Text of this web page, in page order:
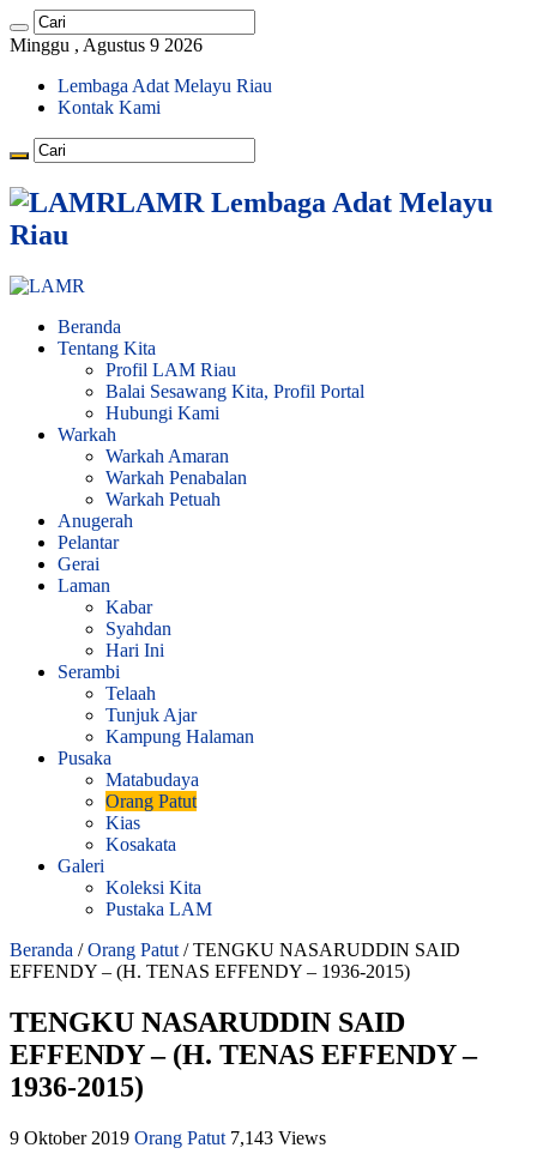
Minggu , Agustus 9 2026
Lembaga Adat Melayu Riau
Kontak Kami
LAMR Lembaga Adat Melayu
Riau
Beranda
Tentang Kita
Profil LAM Riau
Balai Sesawang Kita, Profil Portal
Hubungi Kami
Warkah
Warkah Amaran
Warkah Penabalan
Warkah Petuah
Anugerah
Pelantar
Gerai
Laman
Kabar
Syahdan
Hari Ini
Serambi
Telaah
Tunjuk Ajar
Kampung Halaman
Pusaka
Matabudaya
Orang Patut
Kias
Kosakata
Galeri
Koleksi Kita
Pustaka LAM
Beranda / Orang Patut / TENGKU NASARUDDIN SAID
EFFENDY – (H. TENAS EFFENDY – 1936-2015)
TENGKU NASARUDDIN SAID
EFFENDY – (H. TENAS EFFENDY –
1936-2015)
9 Oktober 2019 Orang Patut 7,143 Views